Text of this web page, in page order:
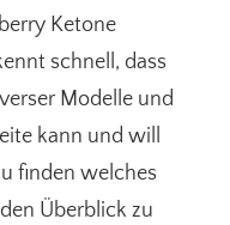
Ketone
schnell, dass
Modelle und
kann und will
finden welches
Überblick zu